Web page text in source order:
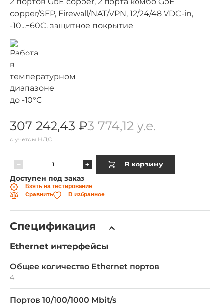
copper/SFP, Firewall/NAT/VPN, 12/24/48 VDC-in,
-10...+60C, защитное покрытие
307 242,43 ₽3 774,12 у.е.
с учетом НДС
В корзину
Доступен под заказ
Взять на тестирование
Сравнить
В избранное
Спецификация
Ethernet интерфейсы
Общее количество Ethernet портов
4
Портов 10/100/1000 Mbit/s